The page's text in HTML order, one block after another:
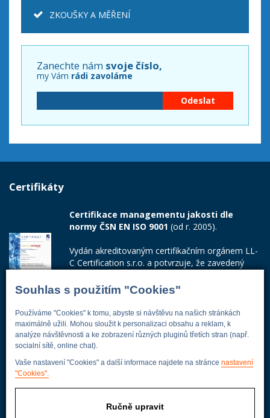
Souhlas s použitím "Cookies"
Používáme "Cookies" k tomu, abyste si návštěvu na našich stránkách
maximálně užili. Mohou sloužit k personalizaci obsahu a reklam, k
analýze návštěvnosti a ke zobrazení různých pluginů třetích stran (např.
socialní sítě, online chat).
Vaše nastavení "Cookies" a další informace najdete na stránce nastavení
"Cookies".
Ručně upravit
ZKOUŠKY A MĚŘENÍ
Zanechte nám svoje číslo,
my Vám rádi zavoláme
Certifikáty
Certifikace managementu jakosti dle
normy ČSN EN ISO 9001 (od r. 2005).
Vydán akreditovaným certifikačním orgánem LL-
C Certification s.r.o. a potvrzuje, že zavedený
požadavkům ČSN EN ISO 9001:2015.
Číslo certifikátu: 42014103
Adresa firmy
Energoekonom